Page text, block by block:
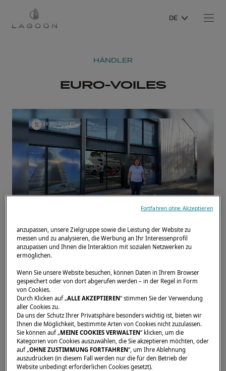
DE
HÄNDLER
EURO-VOILES
Startseite
anzupassen, unsere Zielgruppe sowie die Leistung der Website zu
messen und zu analysieren, die Werbung an Ihr Interessenprofil
anzupassen und Ihnen die Interaktion mit sozialen Netzwerken zu
ermöglichen.
Wenn Sie unsere Website besuchen, können Daten in Ihrem Browser
gespeichert oder von dort abgerufen werden – in der Regel in Form
von Cookies.
Durch Klicken auf „ALLE AKZEPTIEREN“ stimmen Sie der Verwendung
aller Cookies zu.
Da uns der Schutz Ihrer Privatsphäre besonders wichtig ist, bieten wir
Ihnen die Möglichkeit, bestimmte Arten von Cookies nicht zuzulassen.
Sie können auf „MEINE COOKIES VERWALTEN“ klicken, um die
Kategorien von Cookies auszuwählen, die Sie akzeptieren möchten, oder
auf „OHNE ZUSTIMMUNG FORTFAHREN“, um Ihre Ablehnung
auszudrücken (in diesem Fall werden nur die für den Betrieb der
Website unbedingt erforderlichen Cookies gesetzt).
Fortfahren ohne Akzeptieren